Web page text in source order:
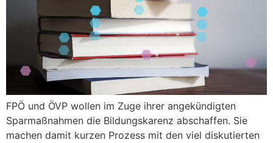
FPÖ und ÖVP wollen im Zuge ihrer angekündigten
Sparmaßnahmen die Bildungskarenz abschaffen. Sie
machen damit kurzen Prozess mit den viel diskutierten